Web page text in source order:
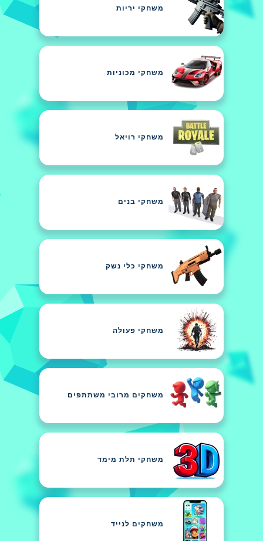
משחקי יריות
משחקי מכוניות
משחקי רויאל
משחקי בנים
משחקי כלי נשק
משחקי פעולה
משחקים מרובי משתתפים
משחקי תלת מימד
משחקים לנייד